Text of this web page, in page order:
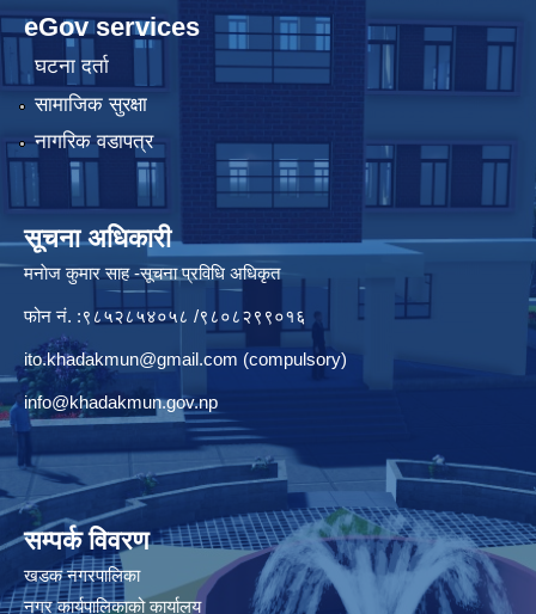
eGov services
घटना दर्ता
सामाजिक सुरक्षा
नागरिक वडापत्र
सूचना अधिकारी
मनाेज कुमार साह -सूचना प्रविधि अधिकृत
फोन नं. :९८५२८५४०५८ /९८०८२९९०१६
ito.khadakmun@gmail.com (compulsory)
info@khadakmun.gov.np
सम्पर्क विवरण
खडक नगरपालिका
नगर कार्यपालिकाको कार्यालय